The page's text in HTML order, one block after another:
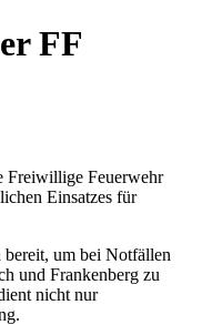
FF
Freiwillige Feuerwehr
Einsatzes für
bereit, um bei Notfällen
und Frankenberg zu
nicht nur